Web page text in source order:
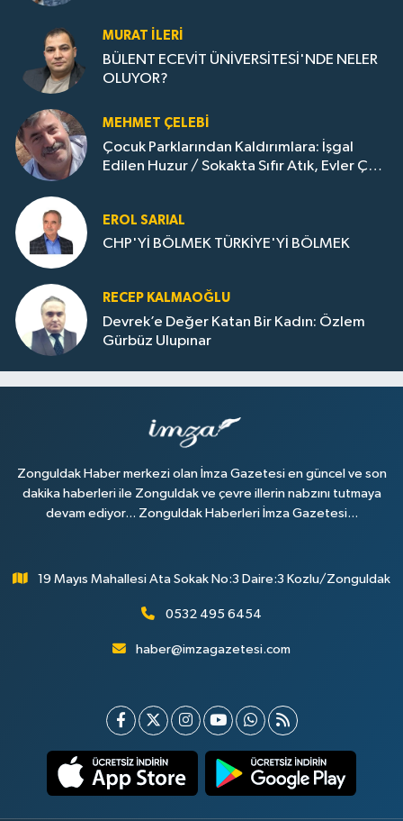
MURAT İLERI
BÜLENT ECEVİT ÜNİVERSİTESİ'NDE NELER
OLUYOR?
MEHMET ÇELEBI
Çocuk Parklarından Kaldırımlara: İşgal
Edilen Huzur / Sokakta Sıfır Atık, Evler Çöp
EROL SARIAL
CHP'Yİ BÖLMEK TÜRKİYE'Yİ BÖLMEK
RECEP KALMAOĞLU
Devrek’e Değer Katan Bir Kadın: Özlem
Gürbüz Ulupınar
Zonguldak Haber merkezi olan İmza Gazetesi en güncel ve son
dakika haberleri ile Zonguldak ve çevre illerin nabzını tutmaya
devam ediyor... Zonguldak Haberleri İmza Gazetesi...
19 Mayıs Mahallesi Ata Sokak No:3 Daire:3 Kozlu/Zonguldak
0532 495 6454
haber@imzagazetesi.com